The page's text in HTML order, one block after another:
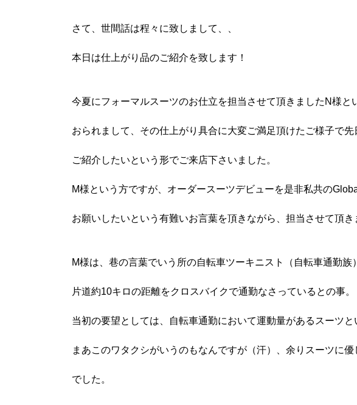
さて、世間話は程々に致しまして、、
本日は仕上がり品のご紹介を致します！
今夏にフォーマルスーツのお仕立を担当させて頂きましたN様と
おられまして、その仕上がり具合に大変ご満足頂けたご様子で先
ご紹介したいという形でご来店下さいました。
M様という方ですが、オーダースーツデビューを是非私共の
お願いしたいという有難いお言葉を頂きながら、担当させて頂き
M様は、巷の言葉でいう所の自転車ツーキニスト（自転車通勤族
片道約10キロの距離をクロスバイクで通勤なさっているとの事。
当初の要望としては、自転車通勤において運動量があるスーツと
まあこのワタクシがいうのもなんですが（汗）、余りスーツに優
でした。